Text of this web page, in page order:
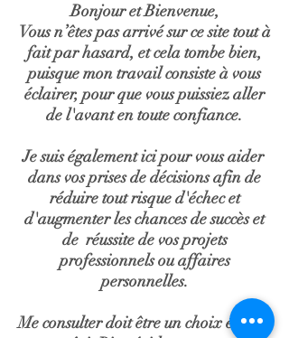
Bonjour et Bienvenue,
Vous n’êtes pas arrivé sur ce site tout à
fait par hasard, et cela tombe bien,
puisque mon travail consiste à vous
éclairer, pour que vous puissiez aller
de l'avant en toute confiance.
Je suis également ici pour vous aider
dans vos prises de décisions afin de
réduire tout risque d'échec et
d'augmenter les chances de succès et
de réussite de vos projets
professionnels ou affaires
personnelles.
Me consulter doit être un choix éclairé